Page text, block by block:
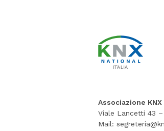
Associazione
Viale Lancetti 43
Mail: